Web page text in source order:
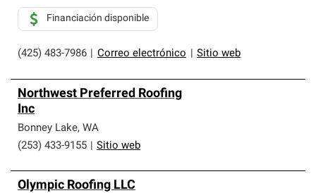
(425) 483-7986 Correo electrónico Sitio web
Financiación disponible
Northwest Preferred Roofing
Inc
Bonney Lake, WA
(253) 433-9155
Sitio web
Olympic Roofing LLC